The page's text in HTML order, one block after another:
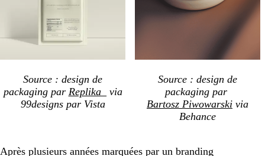
Source : design de
packaging par Replika_
via
99designs par Vista
Source : design de
packaging par
Bartosz Piwowarski via
Behance
Après plusieurs années marquées par un branding